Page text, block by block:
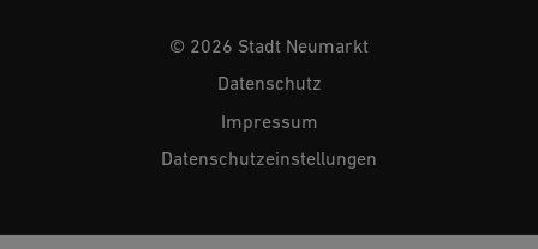
© 2026 Stadt Neumarkt
Datenschutz
Impressum
Datenschutzeinstellungen